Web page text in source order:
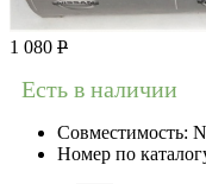
1 080 Р
Есть в наличии
Совместимость:
Номер по